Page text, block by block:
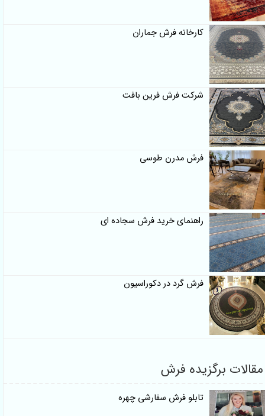
کارخانه فرش جماران
شرکت فرش فرین بافت
فرش مدرن طوسی
راهنمای خرید فرش سجاده ای
فرش گرد در دکوراسیون
برگزیده فرش
تابلو فرش سفارشی چهره